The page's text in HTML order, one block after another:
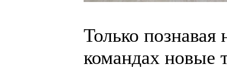
Только познавая
командах новые